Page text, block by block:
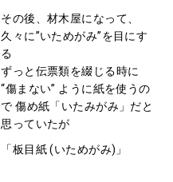
その後、材木屋になって、
久々に”いためがみ”を目にす
る
ずっと伝票類を綴じる時に
“傷まない” ように紙を使うの
で 傷め紙「いたみがみ」だと
思っていたが
「板目紙 (いためがみ)」